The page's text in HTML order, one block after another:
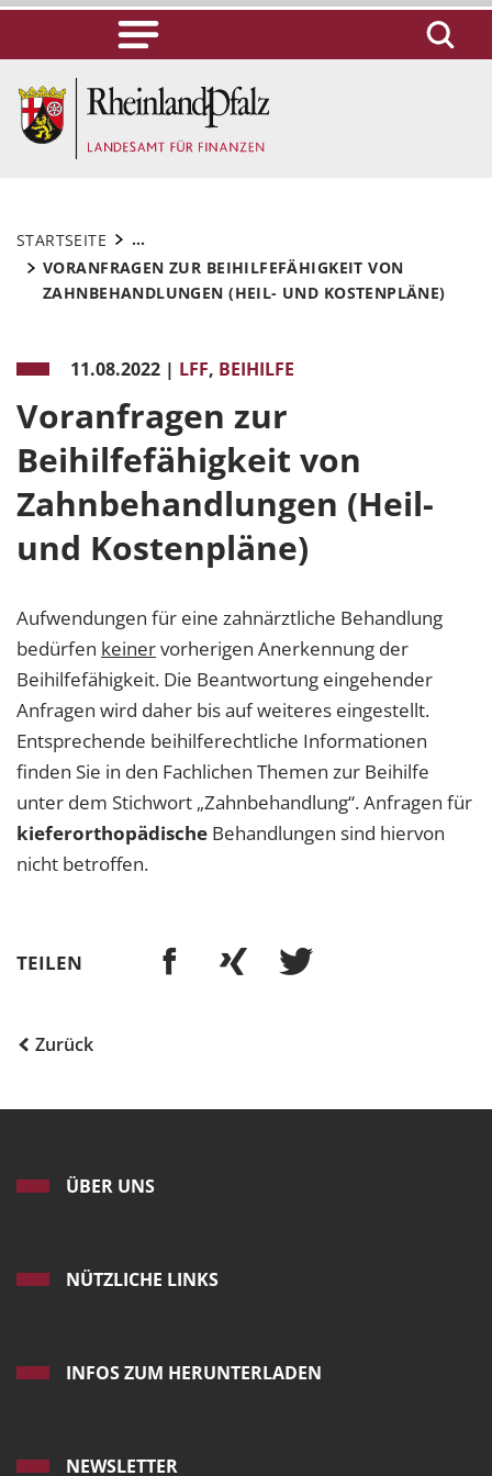
STARTSEITE
...
VORANFRAGEN ZUR BEIHILFEFÄHIGKEIT VON
ZAHNBEHANDLUNGEN (HEIL- UND KOSTENPLÄNE)
11.08.2022 | LFF, BEIHILFE
Voranfragen zur
Beihilfefähigkeit von
Zahnbehandlungen (Heil-
und Kostenpläne)
Aufwendungen für eine zahnärztliche Behandlung
bedürfen keinervorherigen Anerkennung der
Beihilfefähigkeit. Die Beantwortung eingehender
Anfragen wird daher bis auf weiteres eingestellt.
Entsprechende beihilferechtliche Informationen
finden Sie in den Fachlichen Themen zur Beihilfe
unter dem Stichwort „Zahnbehandlung“. Anfragen für
kieferorthopädische Behandlungen sind hiervon
nicht betroffen.
TEILEN
Zurück
ÜBER UNS
NÜTZLICHE LINKS
INFOS ZUM HERUNTERLADEN
NEWSLETTER